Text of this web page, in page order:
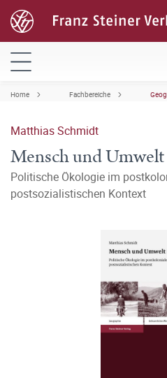
Home Fachbereiche
Matthias Schmidt
Mensch und
Politische Ökologie im
postsozialistischen Kontext